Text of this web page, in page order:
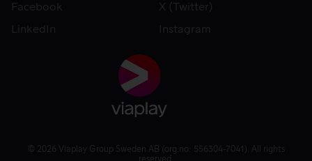
Facebook
X (Twitter)
LinkedIn
Instagram
© 2026 Viaplay Group Sweden AB (org.no: 556304-7041). All rights
reserved.